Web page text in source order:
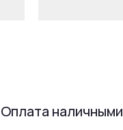
Оплата наличными